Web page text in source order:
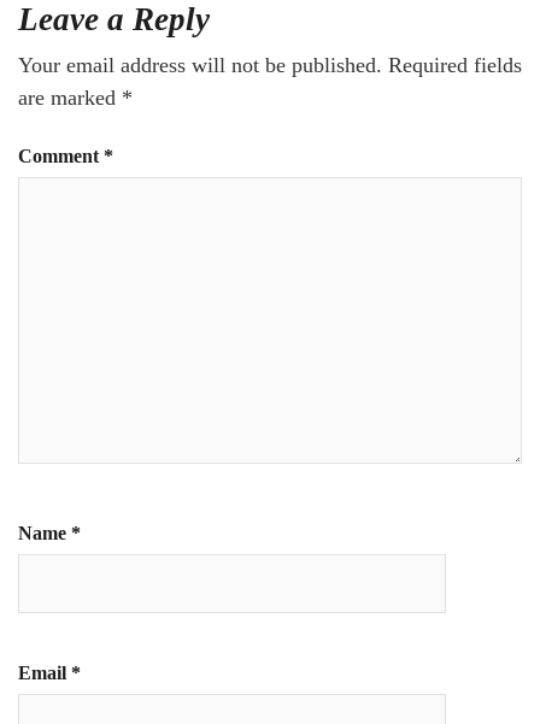
Leave a Reply
Your email address will not be published. Required fields
are marked *
Comment *
Name *
Email *